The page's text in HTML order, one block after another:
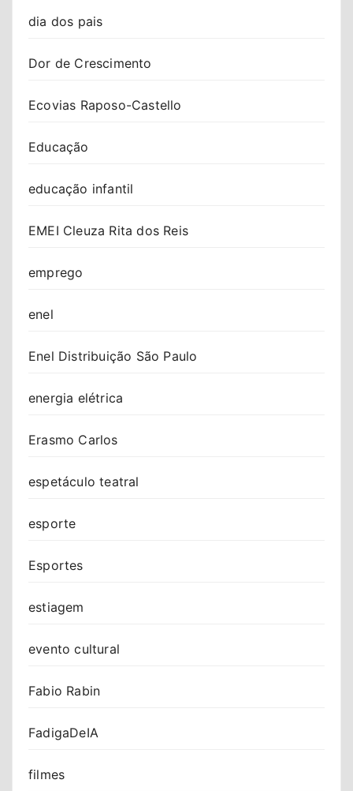
dia dos pais
Dor de Crescimento
Ecovias Raposo-Castello
Educação
educação infantil
EMEI Cleuza Rita dos Reis
emprego
enel
Enel Distribuição São Paulo
energia elétrica
Erasmo Carlos
espetáculo teatral
esporte
Esportes
estiagem
evento cultural
Fabio Rabin
FadigaDeIA
filmes